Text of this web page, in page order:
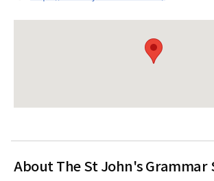
About The St John's Grammar